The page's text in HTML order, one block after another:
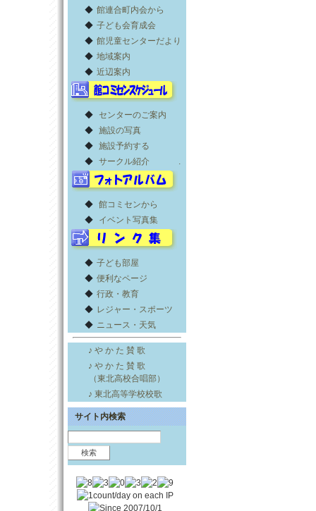
◆ 館連合町内会から
◆ 子ども会育成会
◆ 館児童センターだより
◆ 地域案内
◆ 近辺案内
◆
センターのご案内
◆ 施設の写真
◆ 施設予約する
◆ サークル紹介 .
◆ 館コミセンから
◆
イベント写真集
◆ 子ども部屋
◆ 便利なページ
◆ 行政・教育
◆ レジャー・スポーツ
◆ ニュース・天気
♪ や か た 賛 歌
♪ や か た 賛 歌
（東北高校合唱部）
♪ 東北高等学校校歌
サイト内検索